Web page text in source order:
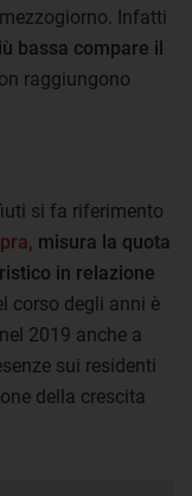
Infatti
bassa compare il
raggiungono
si fa riferimento
misura la quota
in relazione
corso degli anni è
2019 anche a
sui residenti
della crescita